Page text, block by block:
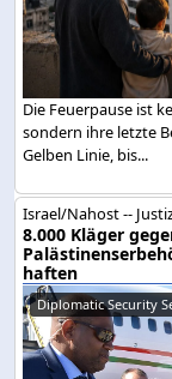
Die Feuerpause ist
sondern ihre letzte
Gelben Linie, bis...
Israel/Nahost --
8.000 Kläger
haften
Diplomatic Security